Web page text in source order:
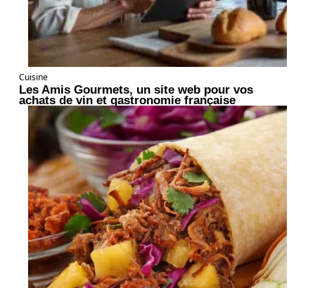
Cuisine
Les Amis Gourmets, un site web pour vos
achats de vin et gastronomie française